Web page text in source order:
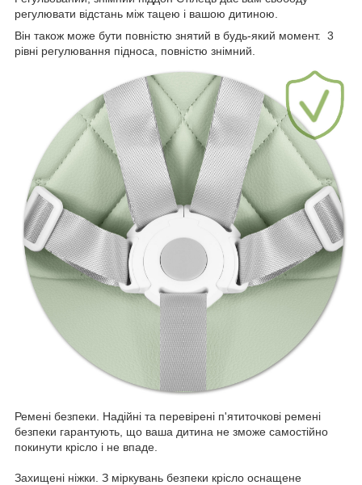
регулювати відстань між тацею і вашою дитиною.
Він також може бути повністю знятий в будь-який момент. 3
рівні регулювання підноса, повністю знімний.
Ремені безпеки. Надійні та перевірені п'ятиточкові ремені
безпеки гарантують, що ваша дитина не зможе самостійно
покинути крісло і не впаде.
Захищені ніжки. З міркувань безпеки крісло оснащене